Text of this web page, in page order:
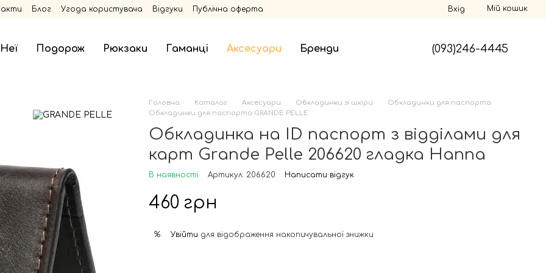
Блог Угода користувача Відгуки Публічна оферта Вхід Мій кошик
Подорож Рюкзаки Гаманці Аксесуари Бренди (093)246-4445
Головна Каталог Аксесуари Обкладинки зі шкіри
Обкладинки для паспорта
Обкладинки для паспорта GRANDE PELLE
Обкладинка на ID паспорт з відділами для
карт Grande Pelle 206620 гладка Наппа
В наявності Артикул: 206620 Написати відгук
460 грн
% Увійти для відображення накопичувальної знижки